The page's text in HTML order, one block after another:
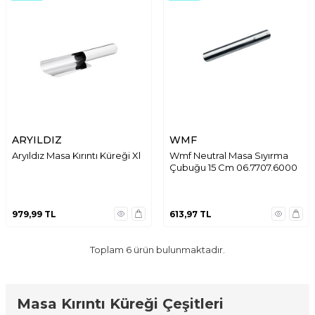
ARYILDIZ
Aryıldız Masa Kırıntı Küreği Xl
979,99 TL
WMF
Wmf Neutral Masa Sıyırma
Çubuğu 15 Cm 06.7707.6000
613,97 TL
Toplam 6 ürün bulunmaktadır.
Masa Kırıntı Küreği Çeşitleri